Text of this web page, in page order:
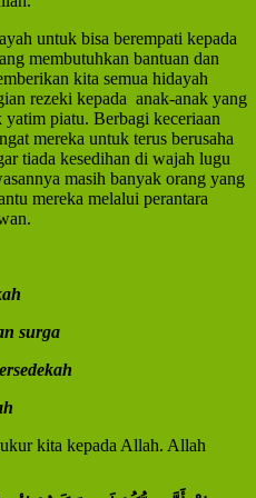
untuk bisa berempati kepada
membutuhkan bantuan dan
kita semua hidayah
rezeki kepada anak-anak yang
piatu. Berbagi keceriaan
mereka untuk terus berusaha
tiada kesedihan di wajah lugu
masih banyak orang yang
mereka melalui perantara
surga
kita kepada Allah. Allah